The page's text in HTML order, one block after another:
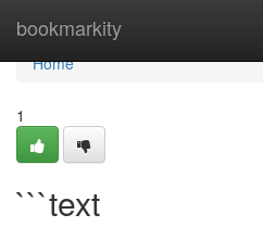
bookmarkity
Home
Home
1
```text